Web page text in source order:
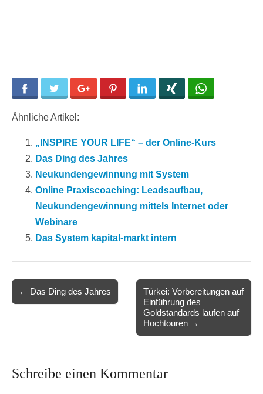
Facebook Twitter Google+ Pinterest LinkedIn
Ähnliche Artikel:
„INSPIRE YOUR LIFE“ – der Online-Kurs
Das Ding des Jahres
Neukundengewinnung mit System
Online Praxiscoaching: Leadsaufbau,
Neukundengewinnung mittels Internet oder
Webinare
Das System kapital-markt intern
navigation
← Das Ding des Jahres
Türkei: Vorbereitungen auf
Einführung des
Goldstandards laufen auf
Hochtouren →
Schreibe einen Kommentar